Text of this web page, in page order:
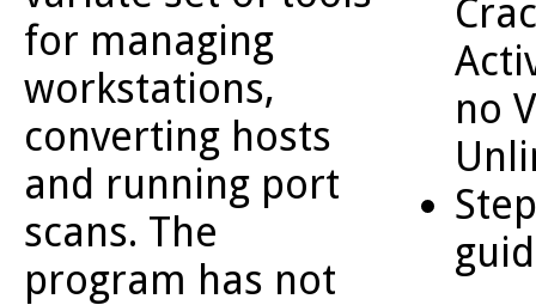
for managing
workstations,
converting hosts
and running port
scans. The
program has not
no